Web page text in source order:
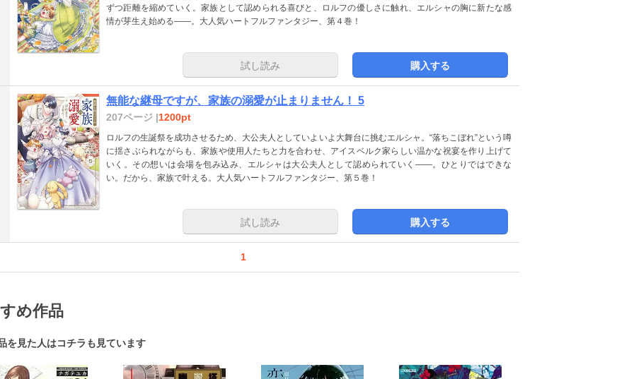
ずつ距離を縮めていく。家族として認められる喜びと、ロルフの優しさに触れ、エルシャの胸に新たな感
情が芽生え始める――。大人気ハートフルファンタジー、第４巻！
試し読み 購入する
無能な継母ですが、家族の溺愛が止まりません！ 5
207ページ |1200pt
ロルフの生誕祭を成功させるため、大公夫人としていよいよ大舞台に挑むエルシャ。“落ちこぼれ”という噂
に揺さぶられながらも、家族や使用人たちと力を合わせ、アイスベルク家らしい温かな祝宴を作り上げて
いく。その想いは会場を包み込み、エルシャは大公夫人として認められていく――。ひとりではできな
い。だから、家族で叶える。大人気ハートフルファンタジー、第５巻！
試し読み 購入する
1
め作品
を見た人はコチラも見ています